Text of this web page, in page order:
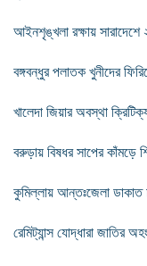
আইনশৃঙ্খলা রক্ষায় সারাদেশে
বঙ্গবন্ধুর পলাতক খুনীদের
খালেদা জিয়ার অবস্থা
বরুড়ায় বিষধর সাপের কাঁমড়ে
কুমিল্লায় আন্তঃজেলা
রেমিট্যান্স যোদ্ধারা জাতির